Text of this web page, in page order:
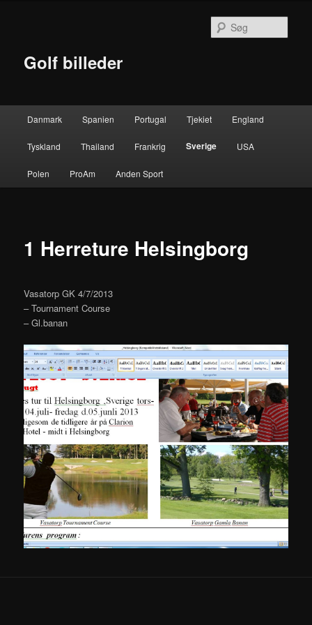
Golf billeder
Danmark Spanien Portugal Tjekiet England
Tyskland Thailand Frankrig Sverige USA
Polen ProAm Anden Sport
1 Herreture Helsingborg
Vasatorp GK 4/7/2013
– Tournament Course
– Gl.banan